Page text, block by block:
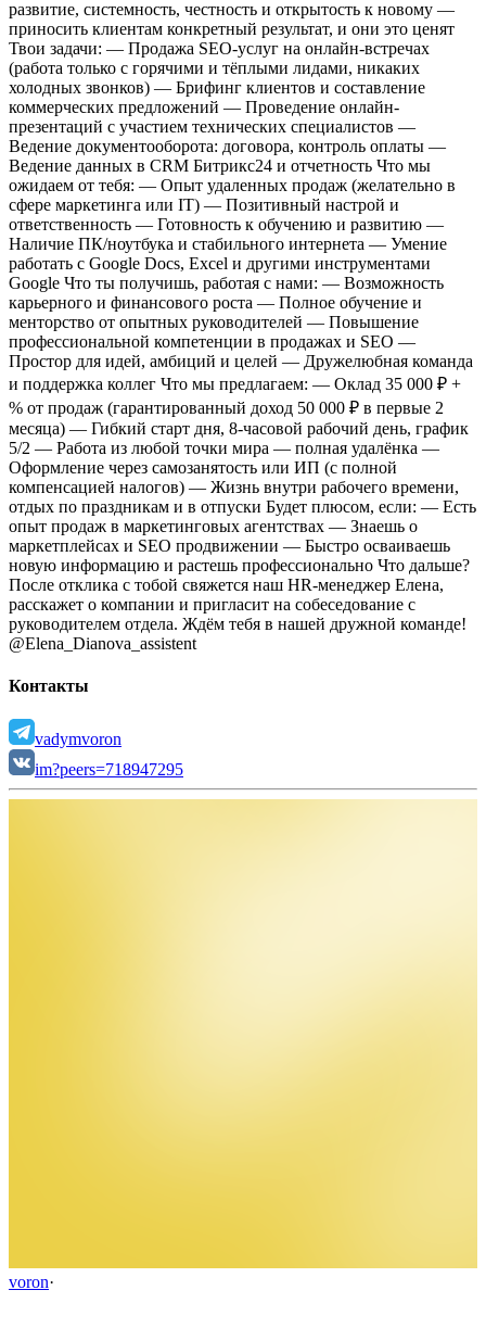
развитие, системность, честность и открытость к новому —
приносить клиентам конкретный результат, и они это ценят
Твои задачи: — Продажа SEO-услуг на онлайн-встречах
(работа только с горячими и тёплыми лидами, никаких
холодных звонков) — Брифинг клиентов и составление
коммерческих предложений — Проведение онлайн-
презентаций с участием технических специалистов —
Ведение документооборота: договора, контроль оплаты —
Ведение данных в CRM Битрикс24 и отчетность Что мы
ожидаем от тебя: — Опыт удаленных продаж (желательно в
сфере маркетинга или IT) — Позитивный настрой и
ответственность — Готовность к обучению и развитию —
Наличие ПК/ноутбука и стабильного интернета — Умение
работать с Google Docs, Excel и другими инструментами
Google Что ты получишь, работая с нами: — Возможность
карьерного и финансового роста — Полное обучение и
менторство от опытных руководителей — Повышение
профессиональной компетенции в продажах и SEO —
Простор для идей, амбиций и целей — Дружелюбная команда
и поддержка коллег Что мы предлагаем: — Оклад 35 000 ₽ +
% от продаж (гарантированный доход 50 000 ₽ в первые 2
месяца) — Гибкий старт дня, 8-часовой рабочий день, график
5/2 — Работа из любой точки мира — полная удалёнка —
Оформление через самозанятость или ИП (с полной
компенсацией налогов) — Жизнь внутри рабочего времени,
отдых по праздникам и в отпуски Будет плюсом, если: — Есть
опыт продаж в маркетинговых агентствах — Знаешь о
маркетплейсах и SEO продвижении — Быстро осваиваешь
новую информацию и растешь профессионально Что дальше?
После отклика с тобой свяжется наш HR-менеджер Елена,
расскажет о компании и пригласит на собеседование с
руководителем отдела. Ждём тебя в нашей дружной команде!
@Elena_Dianova_assistent
Контакты
vadymvoron
im?peers=718947295
voron·